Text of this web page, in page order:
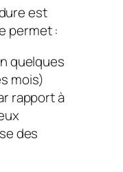
est
permet :
quelques
mois)
rapport à
des